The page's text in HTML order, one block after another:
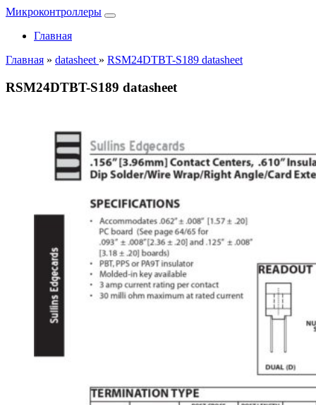
Микроконтроллеры
Главная
Главная » datasheet » RSM24DTBT-S189 datasheet
RSM24DTBT-S189 datasheet